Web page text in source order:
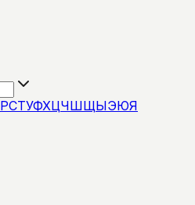
РСТУФХЦЧШЩЫЭЮЯ